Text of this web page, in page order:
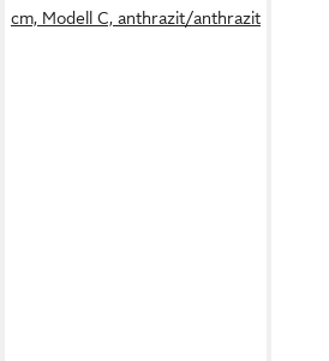
cm, Modell C, anthrazit/anthrazit